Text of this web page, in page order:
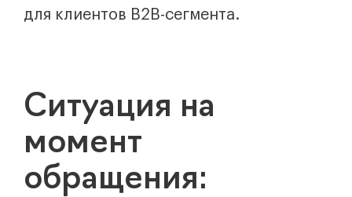
для клиентов В2В-сегмента.
Ситуация на
момент
обращения: